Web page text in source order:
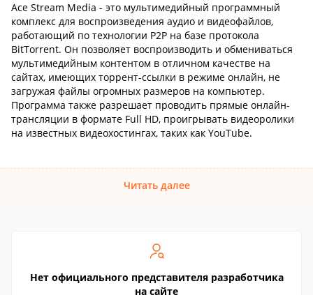
Ace Stream Media - это мультимедийный программный
комплекс для воспроизведения аудио и видеофайлов,
работающий по технологии P2P на базе протокола
BitTorrent. Он позволяет воспроизводить и обмениваться
мультимедийным контентом в отличном качестве на
сайтах, имеющих торрент-ссылки в режиме онлайн, не
загружая файлы огромных размеров на компьютер.
Программа также разрешает проводить прямые онлайн-
трансляции в формате Full HD, проигрывать видеоролики
на известных видеохостингах, таких как YouTube.
Читать далее
Нет официального представителя разработчика
на сайте